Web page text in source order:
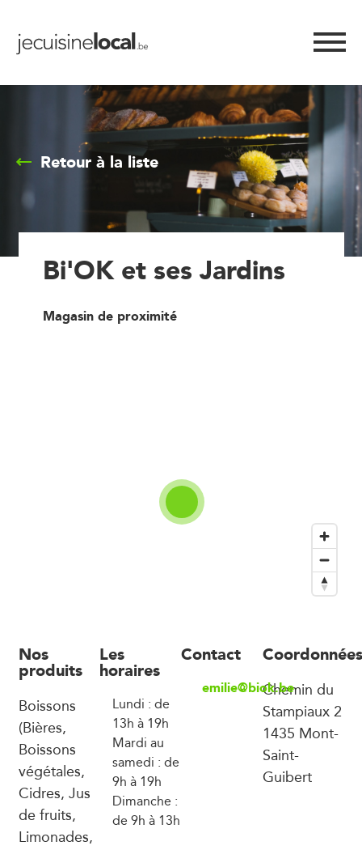
Retour à la liste
Bi'OK et ses Jardins
Magasin de proximité
Nos
produits
Boissons
(Bières,
Boissons
végétales,
Cidres, Jus
de fruits,
Limonades,
Les
horaires
Lundi : de
13h à 19h
Mardi au
samedi : de
9h à 19h
Dimanche :
de 9h à 13h
Contact
emilie@biok.be
Coordonnées
Chemin du
Stampiaux 2
1435 Mont-
Saint-
Guibert